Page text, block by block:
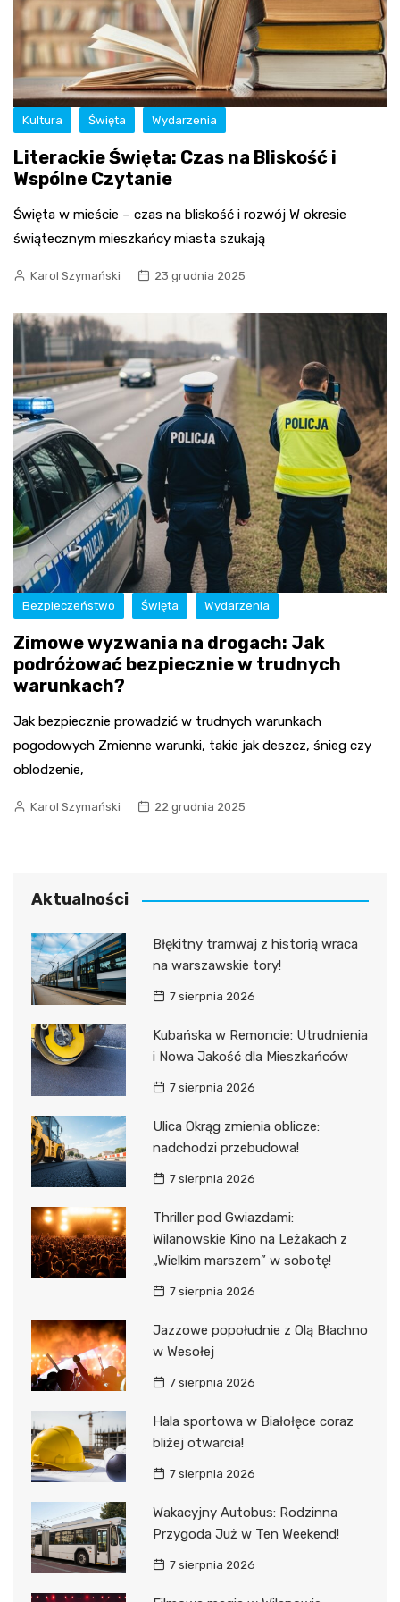
Kultura Święta Wydarzenia
Literackie Święta: Czas na Bliskość i
Wspólne Czytanie
Święta w mieście – czas na bliskość i rozwój W okresie
świątecznym mieszkańcy miasta szukają
Karol Szymański 23 grudnia 2025
Bezpieczeństwo Święta Wydarzenia
Zimowe wyzwania na drogach: Jak
podróżować bezpiecznie w trudnych
warunkach?
Jak bezpiecznie prowadzić w trudnych warunkach
pogodowych Zmienne warunki, takie jak deszcz, śnieg czy
oblodzenie,
Karol Szymański 22 grudnia 2025
Aktualności
Błękitny tramwaj z historią wraca
na warszawskie tory!
7 sierpnia 2026
Kubańska w Remoncie: Utrudnienia
i Nowa Jakość dla Mieszkańców
7 sierpnia 2026
Ulica Okrąg zmienia oblicze:
nadchodzi przebudowa!
7 sierpnia 2026
Thriller pod Gwiazdami:
Wilanowskie Kino na Leżakach z
„Wielkim marszem” w sobotę!
7 sierpnia 2026
Jazzowe popołudnie z Olą Błachno
w Wesołej
7 sierpnia 2026
Hala sportowa w Białołęce coraz
bliżej otwarcia!
7 sierpnia 2026
Wakacyjny Autobus: Rodzinna
Przygoda Już w Ten Weekend!
7 sierpnia 2026